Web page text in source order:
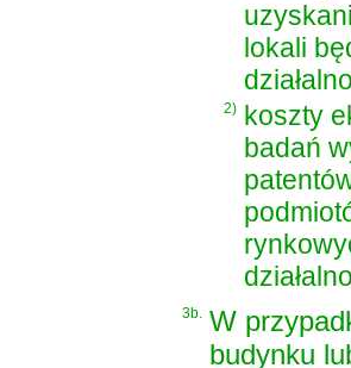
lokali
2)
koszty
badań
3b.
W
budynku